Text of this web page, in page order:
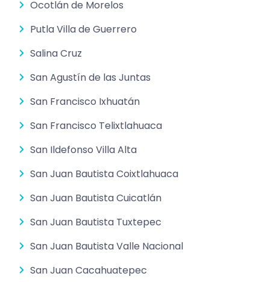
Ocotlán de Morelos
Putla Villa de Guerrero
Salina Cruz
San Agustín de las Juntas
San Francisco Ixhuatán
San Francisco Telixtlahuaca
San Ildefonso Villa Alta
San Juan Bautista Coixtlahuaca
San Juan Bautista Cuicatlán
San Juan Bautista Tuxtepec
San Juan Bautista Valle Nacional
San Juan Cacahuatepec